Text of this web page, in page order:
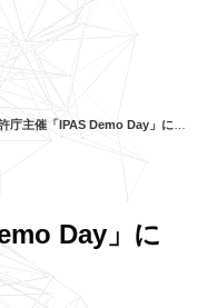
Day」に